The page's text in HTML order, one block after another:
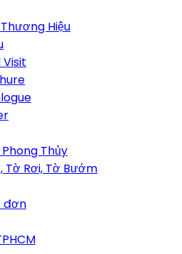
Hiệu
Visit
Thủy
Tờ Rơi, Tờ Bướm
đơn